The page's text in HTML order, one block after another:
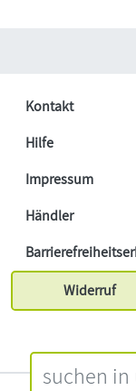
Kontakt
Hilfe
Impressum
Händler
Widerruf